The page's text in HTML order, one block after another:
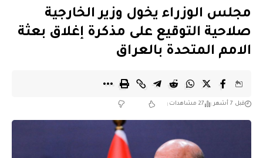
مجلس الوزراء يخول وزير الخارجية
صلاحية التوقيع على مذكرة إغلاق بعثة
الامم المتحدة بالعراق
قبل 7 أشهر 27 مشاهدات